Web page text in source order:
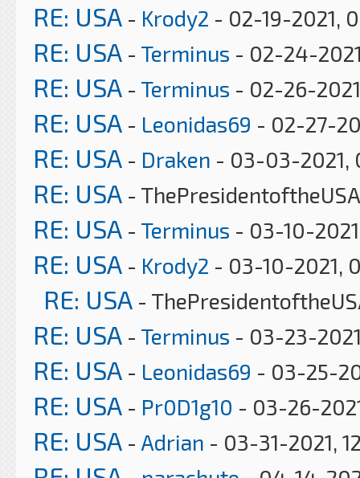
RE: USA - Krody2 - 02-19-2021,
RE: USA - Terminus - 02-24-
RE: USA - Terminus - 02-26-
RE: USA - Leonidas69 - 02-27-
RE: USA - Draken - 03-03-2021,
RE: USA -
RE: USA - Terminus - 03-10-
RE: USA - Krody2 - 03-10-2021,
RE: USA -
RE: USA - Terminus - 03-23-
RE: USA - Leonidas69 - 03-25-
RE: USA - Pr0D1g10 - 03-26-
RE: USA - Adrian - 03-31-2021,